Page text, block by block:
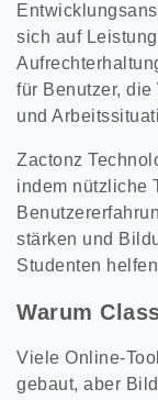
sich auf
für Benutzer,
und
Zactonz
indem nützliche
stärken und
Studenten
Warum
Viele Online-
gebaut, aber